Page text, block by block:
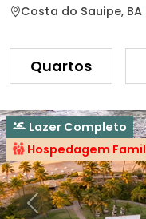
Costa do Sauipe, BA
Quartos
Anterior
Lazer Completo
Hospedagem